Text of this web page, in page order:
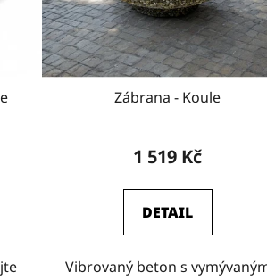
Zábrana - Koule
1 519 Kč
DETAIL
Vibrovaný beton s